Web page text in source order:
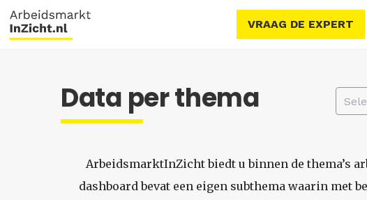
VRAAG DE EXPERT
Data per thema
ArbeidsmarktInZicht biedt u binnen de thema’s
dashboard bevat een eigen subthema waarin met